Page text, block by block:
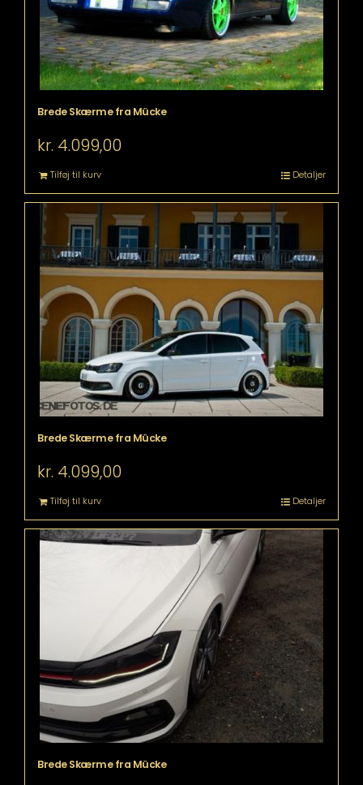
Brede Skærme fra Mücke
kr. 4.099,00
Tilføj til kurv Detaljer
Brede Skærme fra Mücke
kr. 4.099,00
Tilføj til kurv Detaljer
Brede Skærme fra Mücke